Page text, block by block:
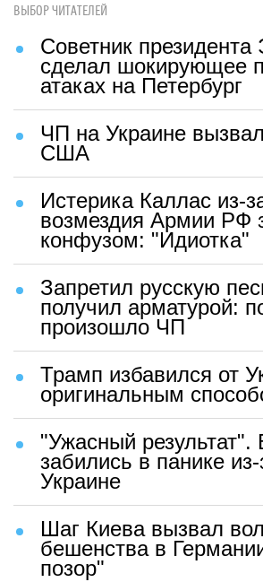
ВЫБОР ЧИТАТЕЛЕЙ
Советник президента
сделал шокирующее
атаках на Петербург
ЧП на Украине
США
Истерика Каллас из-
возмездия Армии РФ
конфузом: "Идиотка"
Запретил русскую
получил арматурой:
произошло ЧП
Трамп избавился от
оригинальным
"Ужасный
забились в панике
Украине
Шаг Киева вызвал
бешенства в
позор"